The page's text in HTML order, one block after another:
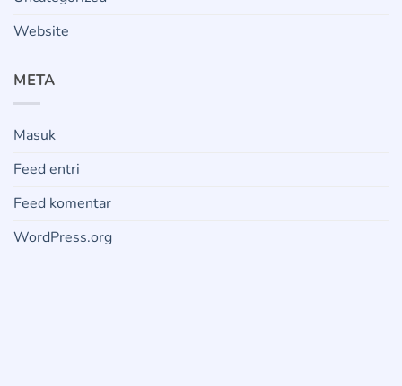
Website
META
Masuk
Feed entri
Feed komentar
WordPress.org